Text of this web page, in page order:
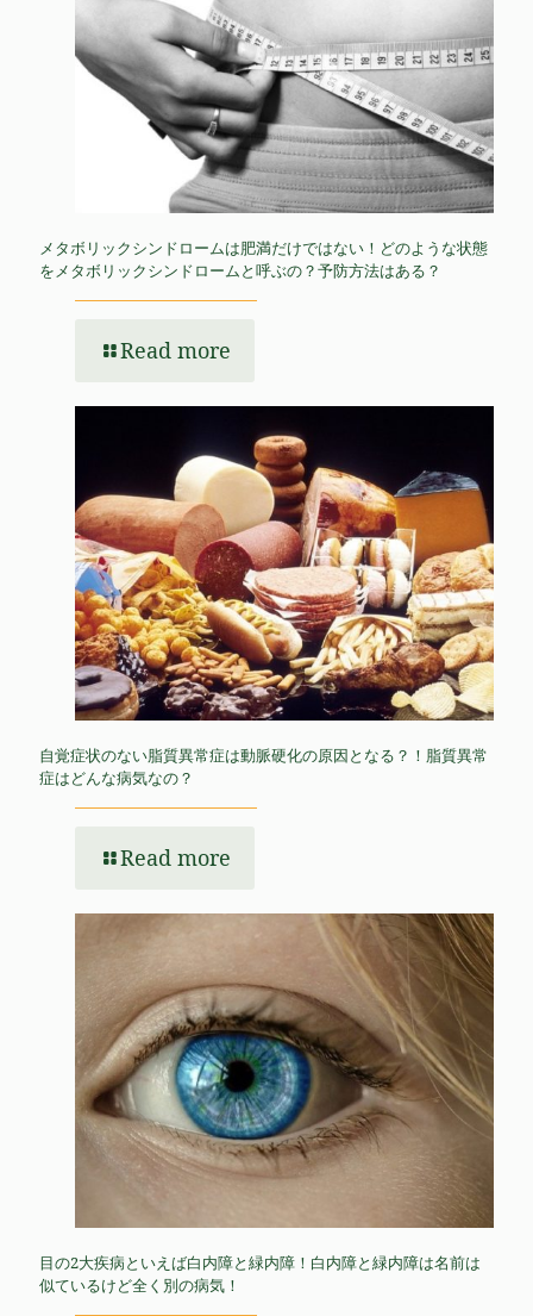
メタボリックシンドロームは肥満だけではない！どのような状態
をメタボリックシンドロームと呼ぶの？予防方法はある？
Read more
自覚症状のない脂質異常症は動脈硬化の原因となる？！脂質異常
症はどんな病気なの？
Read more
目の2大疾病といえば白内障と緑内障！白内障と緑内障は名前は
似ているけど全く別の病気！